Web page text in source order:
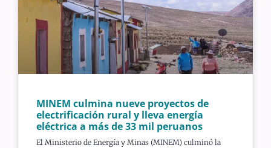
MINEM culmina nueve proyectos de
electrificación rural y lleva energía
eléctrica a más de 33 mil peruanos
El Ministerio de Energía y Minas (MINEM) culminó la